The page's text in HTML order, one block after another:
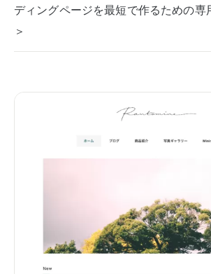
ディングページを最短で作るための専
＞